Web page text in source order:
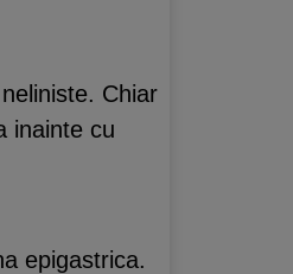
Chiar
inainte cu
epigastrica.